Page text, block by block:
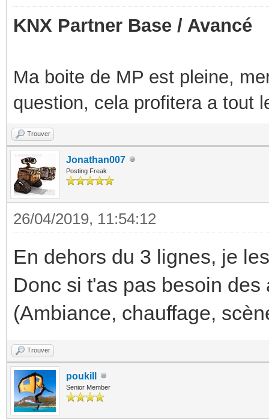
KNX Partner Base / Avancé
Ma boite de MP est pleine,
question, cela profitera a tout
Trouver
Jonathan007
Posting Freak
26/04/2019, 11:54:12
En dehors du 3 lignes, je
Donc si t'as pas besoin
(Ambiance, chauffage,
Trouver
poukill
Senior Member